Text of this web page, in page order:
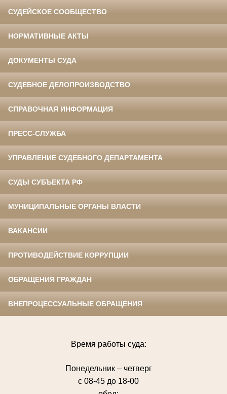
СУДЕЙСКОЕ СООБЩЕСТВО
НОРМАТИВНЫЕ АКТЫ
ДОКУМЕНТЫ СУДА
СУДЕБНОЕ ДЕЛОПРОИЗВОДСТВО
СПРАВОЧНАЯ ИНФОРМАЦИЯ
ПРЕСС-СЛУЖБА
УПРАВЛЕНИЕ СУДЕБНОГО ДЕПАРТАМЕНТА
СУДЫ СУБЪЕКТА РФ
МУНИЦИПАЛЬНЫЕ ОРГАНЫ ВЛАСТИ
ВАКАНСИИ
ПРОТИВОДЕЙСТВИЕ КОРРУПЦИИ
ОБРАЩЕНИЯ ГРАЖДАН
ВНЕПРОЦЕССУАЛЬНЫЕ ОБРАЩЕНИЯ
Время работы суда:
Понедельник – четверг
с 08-45 до 18-00